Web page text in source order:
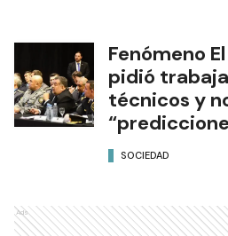
Fenómeno
pidió
técnicos y
SOCIEDAD
Ads